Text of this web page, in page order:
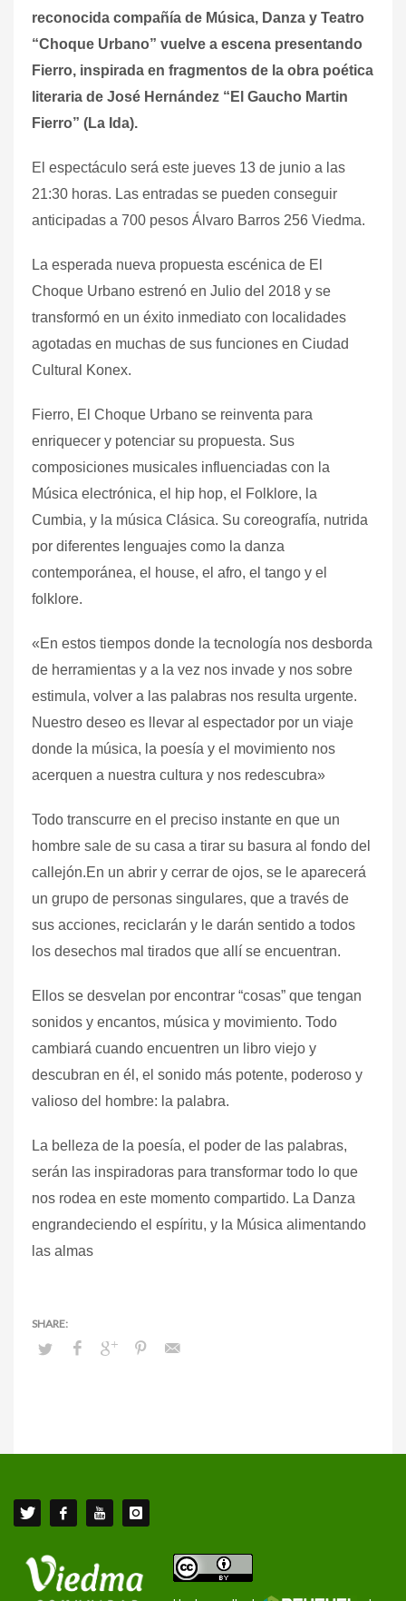
reconocida compañía de Música, Danza y Teatro
“Choque Urbano” vuelve a escena presentando
Fierro, inspirada en fragmentos de la obra poética
literaria de José Hernández “El Gaucho Martin
Fierro” (La Ida).
El espectáculo será este jueves 13 de junio a las
21:30 horas. Las entradas se pueden conseguir
anticipadas a 700 pesos Álvaro Barros 256 Viedma.
La esperada nueva propuesta escénica de El
Choque Urbano estrenó en Julio del 2018 y se
transformó en un éxito inmediato con localidades
agotadas en muchas de sus funciones en Ciudad
Cultural Konex.
Fierro, El Choque Urbano se reinventa para
enriquecer y potenciar su propuesta. Sus
composiciones musicales influenciadas con la
Música electrónica, el hip hop, el Folklore, la
Cumbia, y la música Clásica. Su coreografía, nutrida
por diferentes lenguajes como la danza
contemporánea, el house, el afro, el tango y el
folklore.
«En estos tiempos donde la tecnología nos desborda
de herramientas y a la vez nos invade y nos sobre
estimula, volver a las palabras nos resulta urgente.
Nuestro deseo es llevar al espectador por un viaje
donde la música, la poesía y el movimiento nos
acerquen a nuestra cultura y nos redescubra»
Todo transcurre en el preciso instante en que un
hombre sale de su casa a tirar su basura al fondo del
callejón.En un abrir y cerrar de ojos, se le aparecerá
un grupo de personas singulares, que a través de
sus acciones, reciclarán y le darán sentido a todos
los desechos mal tirados que allí se encuentran.
Ellos se desvelan por encontrar “cosas” que tengan
sonidos y encantos, música y movimiento. Todo
cambiará cuando encuentren un libro viejo y
descubran en él, el sonido más potente, poderoso y
valioso del hombre: la palabra.
La belleza de la poesía, el poder de las palabras,
serán las inspiradoras para transformar todo lo que
nos rodea en este momento compartido. La Danza
engrandeciendo el espíritu, y la Música alimentando
las almas